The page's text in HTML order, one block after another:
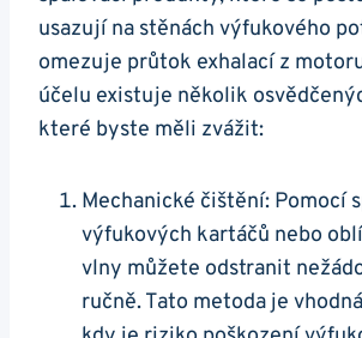
usazují na stěnách ⁢výfukového
omezuje průtok exhalací z
účelu existuje několik
⁢které byste měli zvážit:
Mechanické‌ čištění: Pomocí
výfukových kartáčů‍ nebo
vlny můžete odstranit
ručně. Tato metoda ‌je‍